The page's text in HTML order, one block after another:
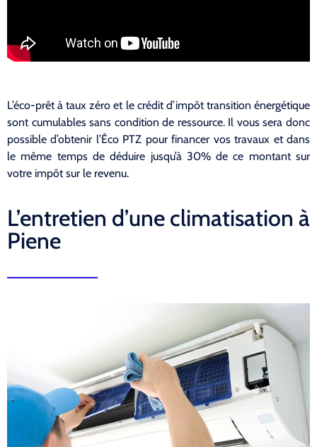
L’éco-prêt à taux zéro et le crédit d’impôt transition énergétique
sont cumulables sans condition de ressource. Il vous sera donc
possible d’obtenir l’Éco PTZ pour financer vos travaux et dans
le même temps de déduire jusqu’à 30% de ce montant sur
votre impôt sur le revenu.
L’entretien d’une climatisation à
Piene